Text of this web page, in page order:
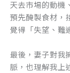
天去市場的動機
預先醃製食材，
覺得「失望、難
最後，妻子對我
脈，也理解我上